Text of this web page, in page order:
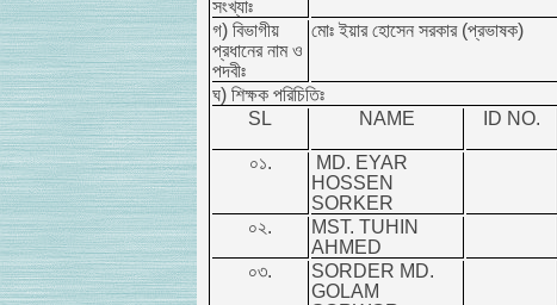
সংখ্যাঃ
গ) বিভাগীয়
প্রধানের নাম ও
পদবীঃ
মোঃ ইয়ার হোসেন সরকার (প্রভাষক)
ঘ) শিক্ষক পরিচিতিঃ
SL
NAME ID NO.
০১.
MD. EYAR
HOSSEN
SORKER
০২.
MST. TUHIN
AHMED
০৩.
SORDER MD.
GOLAM